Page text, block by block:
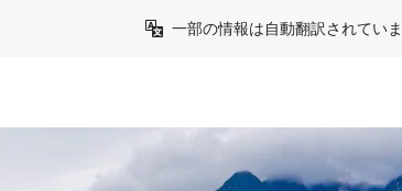
一部の情報は自動翻訳されていま